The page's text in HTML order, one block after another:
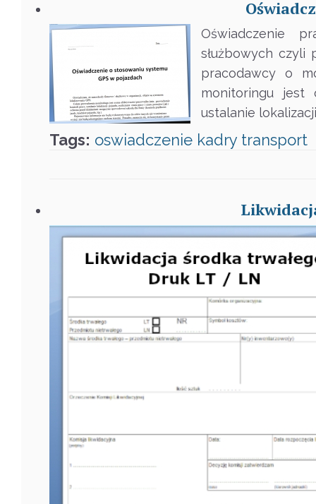
Oświadczenie
służbowych czyli
pracodawcy o
monitoringu jest
ustalanie
Tags: oswiadczenie kadry transport